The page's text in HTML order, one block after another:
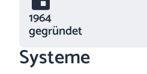
1964
gegründet
Systeme